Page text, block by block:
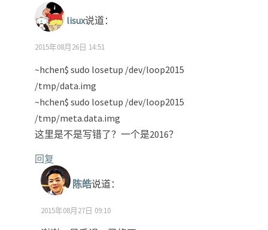
lisux说道：
2015年08月26日 14:51
~hchen$ sudo losetup /dev/loop2015
/tmp/data.img
~hchen$ sudo losetup /dev/loop2015
/tmp/meta.data.img
这里是不是写错了？一个是2016？
回复
陈皓说道：
2015年08月27日 09:10